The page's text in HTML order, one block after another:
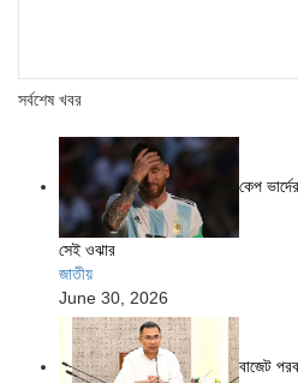
সর্বশেষ খবর
কেপ
সেই ওঝার
জাতীয়
June 30, 2026
বাজেট